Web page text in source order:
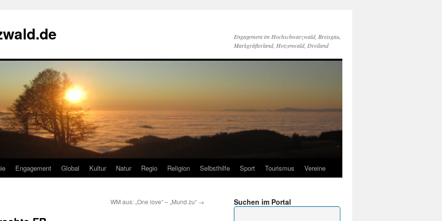
Engagement im Hochschwarzwald, Breisgau,
Markgräflerland, Hotzenwald, Dreiland
Engagement Global Kultur Natur Regio Religion Selbsthilfe Sport Tourismus Vereine
WM aus: „One love“ – „Mund zu“ → Suchen im Portal